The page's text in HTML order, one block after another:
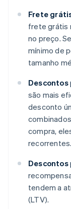
Frete
frete grátis
no preço.
mínimo de
tamanho
Descontos
são mais
desconto
compra,
recorrentes.
Descontos
tendem a
(LTV).